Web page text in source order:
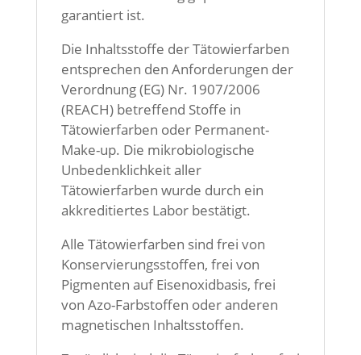
garantiert ist.
Die Inhaltsstoffe der Tätowierfarben
entsprechen den Anforderungen der
Verordnung (EG) Nr. 1907/2006
(REACH) betreffend Stoffe in
Tätowierfarben oder Permanent-
Make-up. Die mikrobiologische
Unbedenklichkeit aller
Tätowierfarben wurde durch ein
akkreditiertes Labor bestätigt.
Alle Tätowierfarben sind frei von
Konservierungsstoffen, frei von
Pigmenten auf Eisenoxidbasis, frei
von Azo-Farbstoffen oder anderen
magnetischen Inhaltsstoffen.